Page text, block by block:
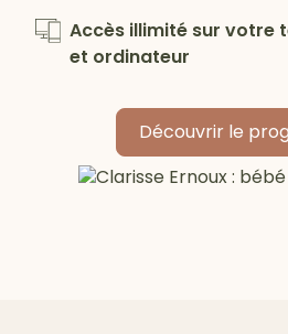
Accès illimité sur votre
et ordinateur
Découvrir le